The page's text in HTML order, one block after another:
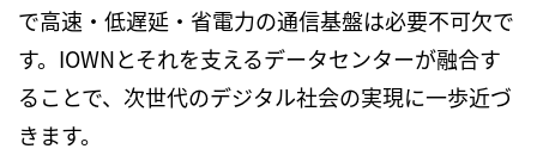
で高速・低遅延・省電力の通信基盤は必要不可欠で
す。 IOWNとそれを支えるデータセンターが融合す
ることで、次世代のデジタル社会の実現に一歩近づ
きます。